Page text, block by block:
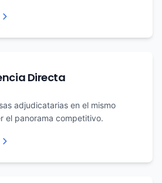
Directa
adjudicatarias en el mismo
el panorama competitivo.